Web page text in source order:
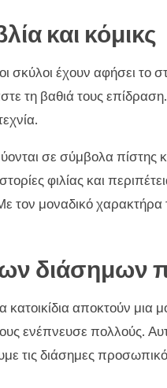
και κόμικς
σκύλοι έχουν αφήσει
τη βαθιά τους
σε σύμβολα πίστης
φιλίας και
τον μοναδικό χαρακτήρα
αποκτούν μια
ενέπνευσε πολλούς.
τις διάσημες